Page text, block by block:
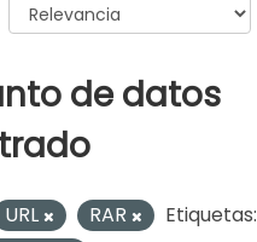
de datos
URL RAR
Etiquetas: